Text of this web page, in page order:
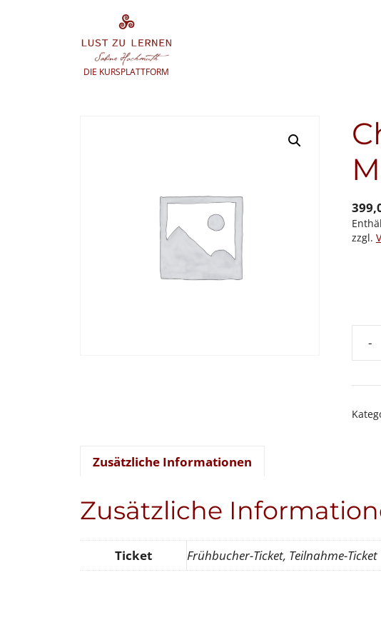
DIE KURSPLATTFORM
zzgl.
-
24,
Zusätzliche Informationen
Zusätzliche
Ticket Frühbucher-Ticket, Teilnahme-Ticket